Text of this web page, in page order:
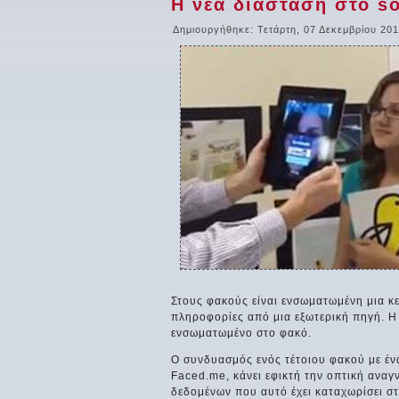
Η νέα διάσταση στο
Δημιουργήθηκε: Τετάρτη, 07 Δεκεμβρίου
Στους φακούς είναι ενσωματωμένη μια
πληροφορίες από μια εξωτερική πηγή. Η
ενσωματωμένο στο φακό.
Ο συνδυασμός ενός τέτοιου φακού με
Faced.me, κάνει εφικτή την οπτική
δεδομένων που αυτό έχει καταχωρίσει